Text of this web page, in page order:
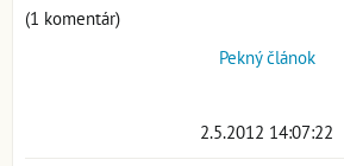
(1 komentár)
Pekný článok
2.5.2012 14:07:22